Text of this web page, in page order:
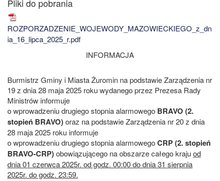
ROZPORZADZENIE_WOJEWODY_MAZOWIECKIEGO_z_dn
ia_16_lipca_2025_r.pdf
INFORMACJA
Burmistrz Gminy i Miasta Żuromin na podstawie Zarządzenia nr
19 z dnia 28 maja 2025 roku wydanego przez Prezesa Rady
Ministrów informuje
o wprowadzeniu drugiego stopnia alarmowego BRAVO (2.
stopień BRAVO)oraz na podstawie Zarządzenia nr 20 z dnia
28 maja 2025 roku informuje
o wprowadzeniu drugiego stopnia alarmowegoCRP (2. stopień
BRAVO-CRP)obowiązującego na obszarze całego krajuod
dnia 01 czerwca 2025r. od godz. 00:00 do dnia 31 sierpnia
2025r. do godz. 23:59.